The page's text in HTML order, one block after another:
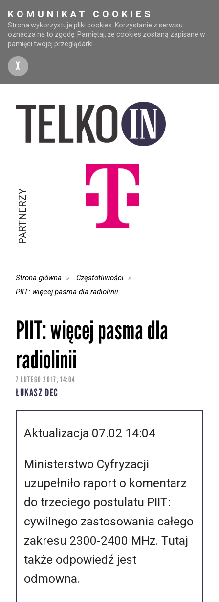
KOMUNIKAT COOKIES
Strona wykorzystuje pliki cookies. Korzystanie z serwisu
oznacza na to zgodę. Pamiętaj, że cookies zostaną zapisane w
pamięci twojej przeglądarki.
X
PARTNERZY
Strona główna
Częstotliwości
PIIT: więcej pasma dla radiolinii
PIIT: więcej pasma dla
radiolinii
7 LUTEGO 2017, 14:04
ŁUKASZ DEC
Aktualizacja 07.02 14:04
Ministerstwo Cyfryzacji
uzupełniło raport o komentarz
do trzeciego postulatu PIIT:
cywilnego zastosowania całego
zakresu 2300-2400 MHz. Tutaj
także odpowiedź jest
odmowna.